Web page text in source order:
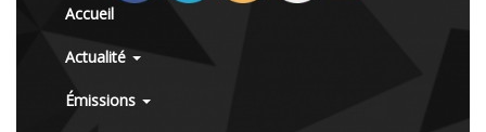
Accueil
Actualité
Émissions